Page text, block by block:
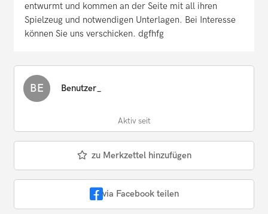
entwurmt und kommen an der Seite mit all ihren
Spielzeug und notwendigen Unterlagen. Bei Interesse
können Sie uns verschicken. dgfhfg
BE Benutzer_
Aktiv seit
zu Merkzettel hinzufügen
via Facebook teilen